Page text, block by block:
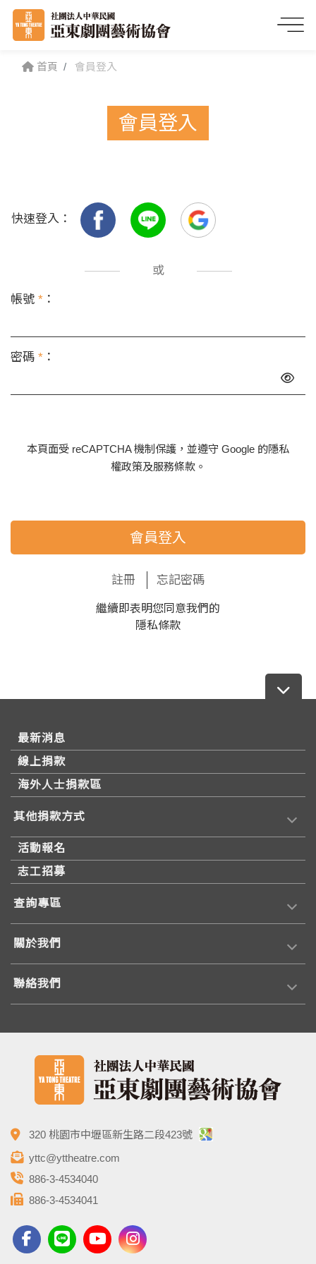
首頁 會員登入
會員登入
快速登入：
或
帳號 * ：
密碼 * ：
本頁面受 reCAPTCHA 機制保護，並遵守 Google 的隱私
權政策及服務條款。
會員登入
註冊 忘記密碼
繼續即表明您同意我們的
隱私條款
最新消息
線上捐款
海外人士捐款區
其他捐款方式
活動報名
志工招募
查詢專區
關於我們
聯絡我們
320 桃園市中壢區新生路二段423號
yttc@yttheatre.com
886-3-4534040
886-3-4534041